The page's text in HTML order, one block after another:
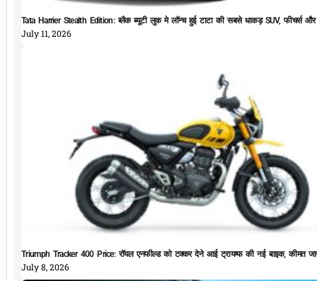
Tata Harrier Stealth Edition: ब्लैक ब्यूटी लुक मे लॉन्च हुई टाटा की सबसे धाकड़ SUV, फीचर्स
July 11, 2026
Triumph Tracker 400 Price: रॉयल एनफील्ड को टक्कर देने आई ट्रायम्फ की नई बाइक, कीमत
July 8, 2026